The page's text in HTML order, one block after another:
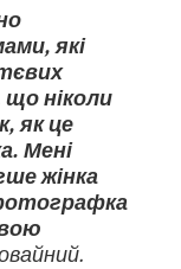
які
ніколи
як це
Мені
жінка